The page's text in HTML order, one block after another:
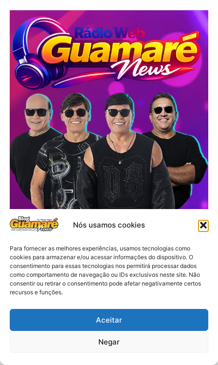
Nós usamos cookies
Para fornecer as melhores experiências, usamos tecnologias como
cookies para armazenar e/ou acessar informações do dispositivo. O
consentimento para essas tecnologias nos permitirá processar dados
como comportamento de navegação ou IDs exclusivos neste site. Não
consentir ou retirar o consentimento pode afetar negativamente certos
recursos e funções.
Aceitar
Negar